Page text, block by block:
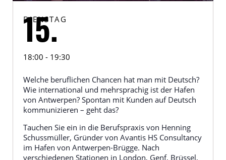
DIENSTAG
15.
18:00 - 19:30
Welche beruflichen Chancen hat man mit Deutsch?
Wie international und mehrsprachig ist der Hafen
von Antwerpen? Spontan mit Kunden auf Deutsch
kommunizieren – geht das?
Tauchen Sie ein in die Berufspraxis von Henning
Schussmüller, Gründer von Avantis HS Consultancy
im Hafen von Antwerpen-Brügge. Nach
verschiedenen Stationen in London, Genf, Brüssel,